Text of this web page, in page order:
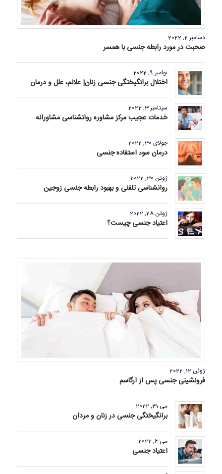
دسامبر 2, 2022
صحبت در مورد رابطه جنسی با همسر
نوامبر 9, 2022
اختلال برانگیختگی جنسی زنان| علائم، علل و درمان
سپتامبر 3, 2022
خدمات عجیب مرکز مشاوره روانشناسی مشاورانه
جولای 30, 2022
درمان سوء استفاده جنسی
ژوئن 30, 2022
روانشناسی تلفنی و بهبود رابطه جنسی زوجین
ژوئن 28, 2022
اعتیاد جنسی چیست؟
ژوئن 12, 2022
فرونشینی جنسی پس از ارگاسم
می 31, 2022
برانگیختگی جنسی در زنان و مردان
می 6, 2022
اعتیاد جنسی